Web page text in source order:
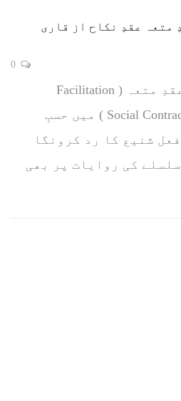
متعہ عقدِ نکاح از قاری
متعہ اور قرآن ،،، عقدِ متعہ ( Facilitation
Contract) عقدِ نکاح ( Social Contract ) میں حسبِ
شنیع کا رد کرونگا
کی روایات پر بھی